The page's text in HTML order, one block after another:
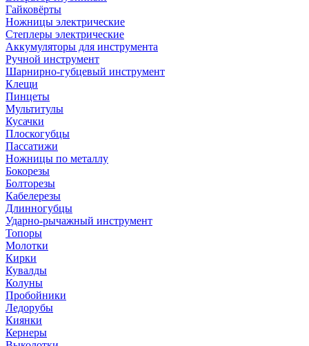
Гайковёрты
Ножницы электрические
Степлеры электрические
Аккумуляторы для инструмента
Ручной инструмент
Шарнирно-губцевый инструмент
Клещи
Пинцеты
Мультитулы
Кусачки
Плоскогубцы
Пассатижи
Ножницы по металлу
Бокорезы
Болторезы
Кабелерезы
Длинногубцы
Ударно-рычажный инструмент
Топоры
Молотки
Кирки
Кувалды
Колуны
Пробойники
Ледорубы
Киянки
Кернеры